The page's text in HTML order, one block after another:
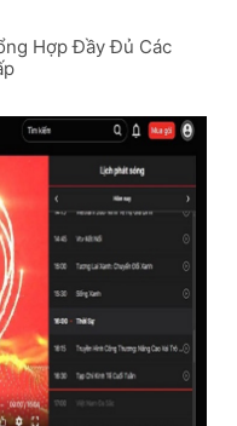
Hợp Đầy Đủ Các